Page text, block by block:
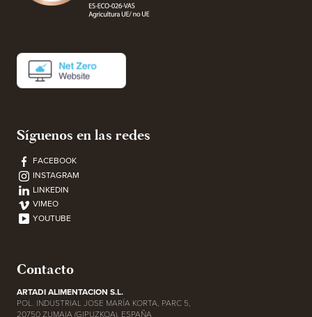
Síguenos en las redes
FACEBOOK
INSTAGRAM
LINKEDIN
VIMEO
YOUTUBE
Contacto
ARTADI ALIMENTACION S.L.
POL. INDUSTRIAL JOSE MARÍA KORTA, PARC 5,
20750 ZUMAIA (GIPUZKOA), ESPAÑA